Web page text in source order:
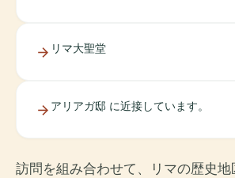
リマ大聖堂
アリアガ邸 に近接しています。
訪問を組み合わせて、リマの歴史